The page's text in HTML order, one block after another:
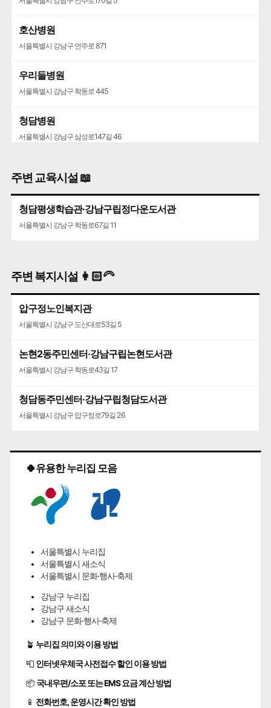
호산병원
서울특별시 강남구 언주로 871
우리들병원
서울특별시 강남구 학동로 445
청담병원
서울특별시 강남구 삼성로147길 46
주변 교육시설 📖
청담평생학습관·강남구립정다운도서관
서울특별시 강남구 학동로67길 11
주변 복지시설 👩🏻‍🦳
압구정노인복지관
서울특별시 강남구 도산대로53길 5
논현2동주민센터·강남구립논현도서관
서울특별시 강남구 학동로43길 17
청담동주민센터·강남구립청담도서관
서울특별시 강남구 압구정로79길 26
🍀유용한 누리집 모음
서울특별시 누리집
서울특별시 새소식
서울특별시 문화·행사·축제
강남구 누리집
강남구 새소식
강남구 문화·행사·축제
🪴 누리집 의미와 이용 방법
📮 인터넷우체국 사전접수 할인 이용 방법
📦 국내우편/소포 또는 EMS 요금 계산 방법
📱 전화번호, 운영시간 확인 방법